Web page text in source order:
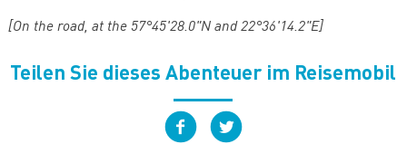
[On the road, at the 57°45'28.0"N and 22°36'14.2"E]
Teilen Sie dieses Abenteuer im Reisemobil